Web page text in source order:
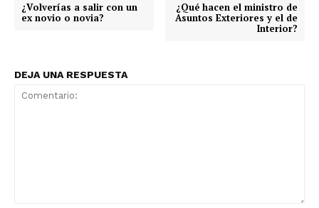
¿Volverías a salir con un
ex novio o novia?
¿Qué hacen el ministro de
Asuntos Exteriores y el de
Interior?
DEJA UNA RESPUESTA